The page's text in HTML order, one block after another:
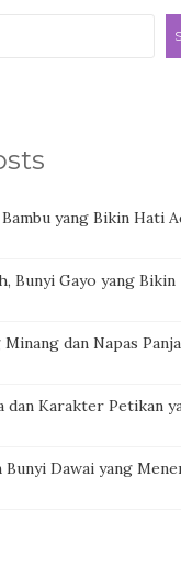
yang Bikin Hati
Bunyi Gayo yang Bikin
dan Napas
dan Karakter Petikan
Bunyi Dawai yang